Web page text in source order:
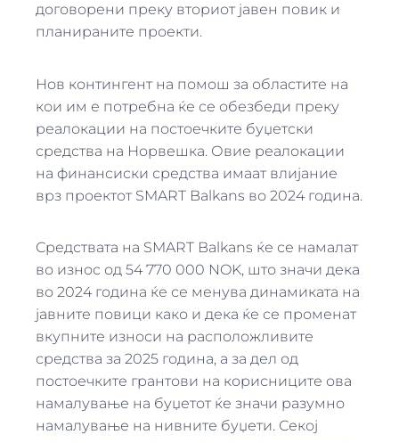
договорени преку вториот јавен повик и
планираните проекти.
Нов контингент на помош за областите на
кои им е потребна ќе се обезбеди преку
реалокации на постоечките буџетски
средства на Норвешка. Овие реалокации
на финансиски средства имаат влијание
врз проектот SMART Balkans во 2024 година.
Средствата на SMART Balkans ќе се намалат
во износ од 54 770 000 NOK, што значи дека
во 2024 година ќе се менува динамиката на
јавните повици како и дека ќе се променат
вкупните износи на расположливите
средства за 2025 година, а за дел од
постоечките грантови на корисниците ова
намалување на буџетот ќе значи разумно
намалување на нивните буџети. Секој